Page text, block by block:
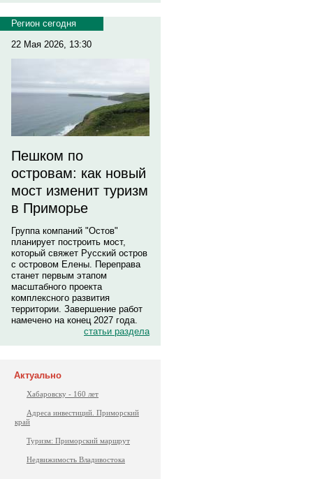
Регион сегодня
22 Мая 2026, 13:30
Пешком по
островам: как новый
мост изменит туризм
в Приморье
Группа компаний "Остов"
планирует построить мост,
который свяжет Русский остров
с островом Елены. Переправа
станет первым этапом
масштабного проекта
комплексного развития
территории. Завершение работ
намечено на конец 2027 года.
статьи раздела
Актуально
Хабаровску - 160 лет
Адреса инвестиций. Приморский
край
Туризм: Приморский маршрут
Недвижимость Владивостока